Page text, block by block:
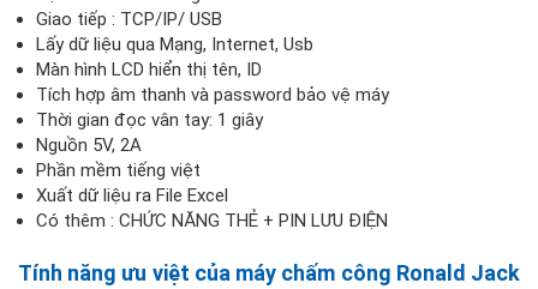
Giao tiếp : TCP/IP/ USB
Lấy dữ liệu qua Mạng, Internet, Usb
Màn hình LCD hiển thị tên, ID
Tích hợp âm thanh và password bảo vệ máy
Thời gian đọc vân tay: 1 giây
Nguồn 5V, 2A
Phần mềm tiếng việt
Xuất dữ liệu ra File Excel
Có thêm : CHỨC NĂNG THẺ + PIN LƯU ĐIỆN
Tính năng ưu việt của máy chấm công Ronald Jack